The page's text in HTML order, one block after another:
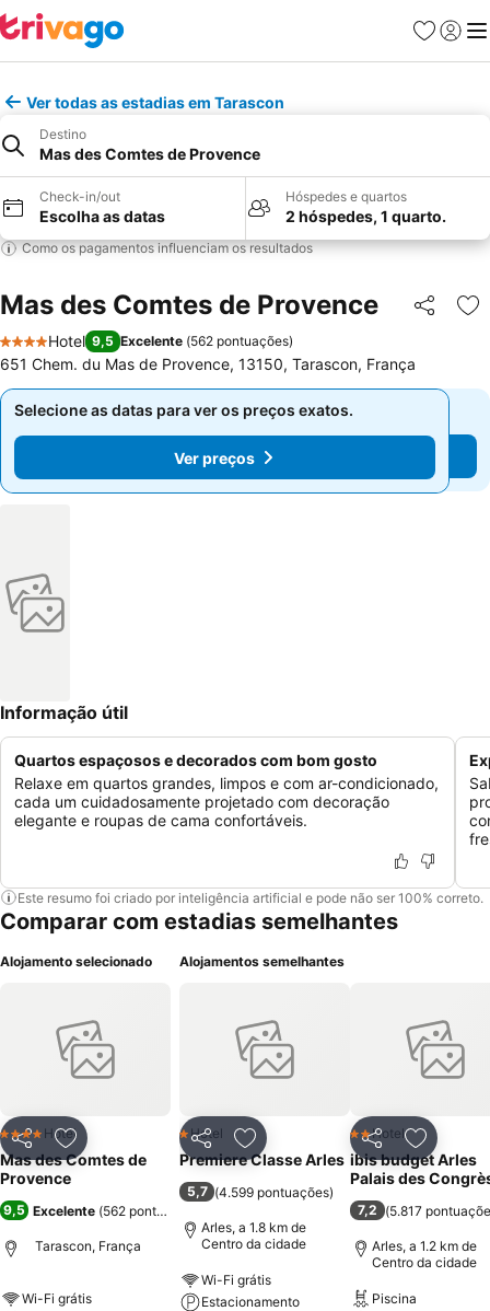
Favoritos
Iniciar
Ver todas as estadias em Tarascon
Destino
Mas des Comtes de Provence
Check-in/out
Escolha as datas
Hóspedes e quartos
2 hóspedes, 1 quarto.
Como os pagamentos influenciam os resultados
Mas des Comtes de Provence Partilhar
4 Estrelas
Hotel 9,5 Excelente (562 pontuações)
651 Chem. du Mas de Provence, 13150, Tarascon, França
Selecione as datas para ver os preços exatos.
Ver preços
Selecione as datas para ver os preços exatos.
Ver preços
Informação útil
Quartos espaçosos e decorados com bom gosto
Relaxe em quartos grandes, limpos e com ar-condicionado,
cada um cuidadosamente projetado com decoração
elegante e roupas de cama confortáveis.
Este resumo foi criado por inteligência artificial e pode não ser 100% correto.
Comparar com estadias semelhantes
Alojamento selecionado
PartilharAdicionar aos favoritos
4 EstrelasHotel
Mas des Comtes de
Provence
9,5 Excelente (562 pontuações
Tarascon, França
Wi-Fi grátis
Alojamentos semelhantes
PartilharAdicionar aos favoritos
1 Estrelas
Hotel
Premiere Classe Arles
5,7 (4.599 pontuações)
Arles, a 1.8 km de
Centro da cidade
Wi-Fi grátis
Estacionamento
Partilhar
2 Estrelas
Hotel
ibis budget Arles
Palais des
7,2 (5.817
Arles, a 1.2 km de
Centro da cidade
Piscina